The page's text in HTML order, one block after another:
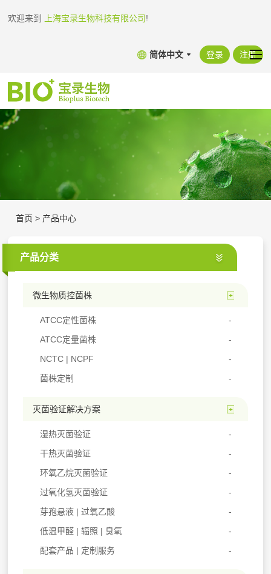
欢迎来到 上海宝录生物科技有限公司!
简体中文 登录 注册
首页 > 产品中心
产品分类
微生物质控菌株
ATCC定性菌株
ATCC定量菌株
NCTC | NCPF
菌株定制
灭菌验证解决方案
湿热灭菌验证
干热灭菌验证
环氧乙烷灭菌验证
过氧化氢灭菌验证
芽孢悬液 | 过氧乙酸
低温甲醛 | 辐照 | 臭氧
配套产品 | 定制服务